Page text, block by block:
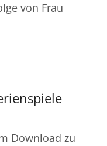
von Frau
Download zu